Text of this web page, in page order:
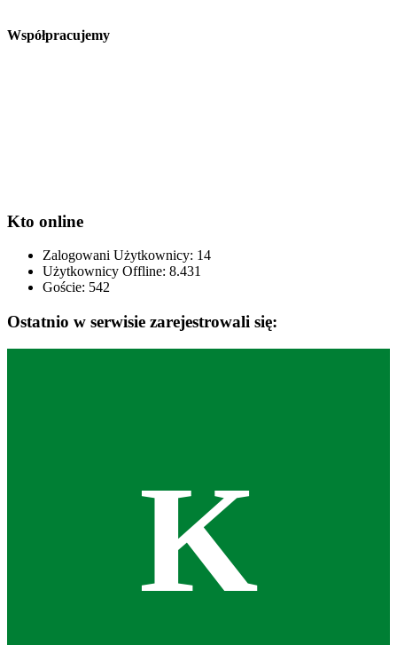
Współpracujemy
Kto online
Zalogowani Użytkownicy: 14
Użytkownicy Offline: 8.431
Goście: 542
Ostatnio w serwisie zarejestrowali się:
K